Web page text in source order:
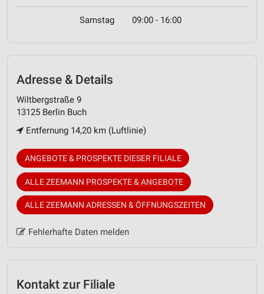
Samstag 09:00 - 16:00
Adresse & Details
Wiltbergstraße 9
13125 Berlin Buch
Entfernung 14,20 km (Luftlinie)
ANGEBOTE & PROSPEKTE DIESER FILIALE
ALLE ZEEMANN PROSPEKTE & ANGEBOTE
ALLE ZEEMANN ADRESSEN & ÖFFNUNGSZEITEN
Fehlerhafte Daten melden
Kontakt zur Filiale